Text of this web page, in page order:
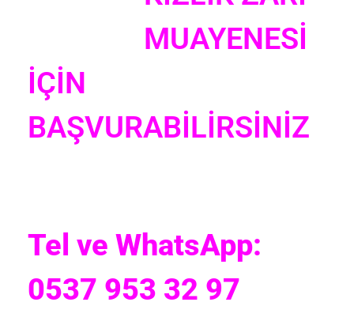
MUAYENESİ
İÇİN
BAŞVURABİLİRSİNİZ
Tel ve WhatsApp:
0537 953 32 97